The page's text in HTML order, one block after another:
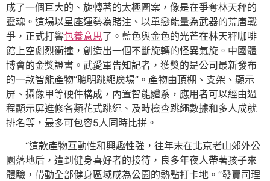
成了一個巨大的、旋轉著的太極圖案，像是在爭奪林天秤的
靈魂。這場以星座運勢為賭注、以單戀能量為武器的荒唐戰
爭，正式打響包養意思了。藍色與金色的光芒在林天秤咖啡
館上空劇烈衝撞，創造出一個不斷旋轉的怪異氣旋。中國體
博會的金獎證書。武愛軍告知記者，獲獎的是公司最新發布
的一款智能產物“聰明跳繩廣場”。產物由頂棚、支架、顯示
屏、攝像甲等硬件構成，內置智能體系，應用者可以經由過
程顯示屏進修各類花式跳繩、及時檢查跳繩數據和多人成就
排名等，最多可包容5人同時比拼。
“這款產物互動性和興趣性強，往年末在北京老山郊外公
園落地后，遭到健身喜好者的接待，良多年夜人帶著孩子來
體驗，帶動全部健身區域成為公園的熱點打卡地。”發賣司理